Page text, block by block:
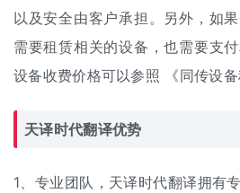
以及安全由客户承担。另外，如
需要租赁相关的设备，也需要支
设备收费价格可以参照 《同传设
天译时代翻译优势
1、专业团队，天译时代翻译拥有